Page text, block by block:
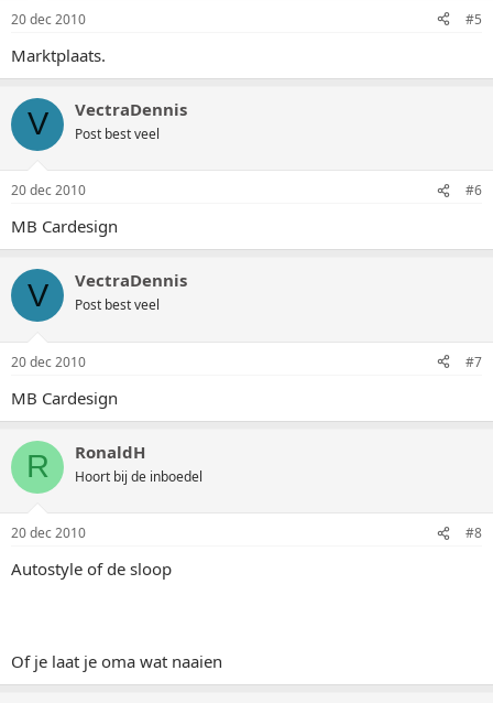
20 dec 2010 #5
Marktplaats.
V VectraDennis
Post best veel
20 dec 2010 #6
MB Cardesign
V VectraDennis
Post best veel
20 dec 2010 #7
MB Cardesign
R RonaldH
Hoort bij de inboedel
20 dec 2010 #8
Autostyle of de sloop
Of je laat je oma wat naaien